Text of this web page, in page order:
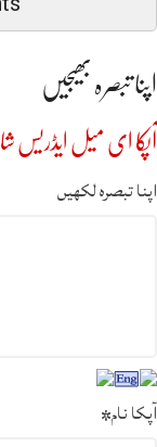
اپنا تبصرہ بھیجیں
آپکا ای میل ایڈریس
اپنا تبصرہ لکھیں
آپکا نام*